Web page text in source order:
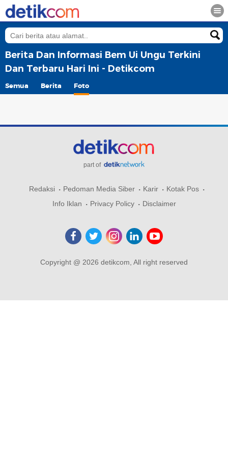
Berita Dan Informasi Bem Ui Ungu Terkini
Dan Terbaru Hari Ini - Detikcom
Semua Berita Foto
part of
Redaksi Pedoman Media Siber Karir
Kotak Pos
Info Iklan
Privacy Policy Disclaimer
Copyright @ 2026 detikcom, All right reserved